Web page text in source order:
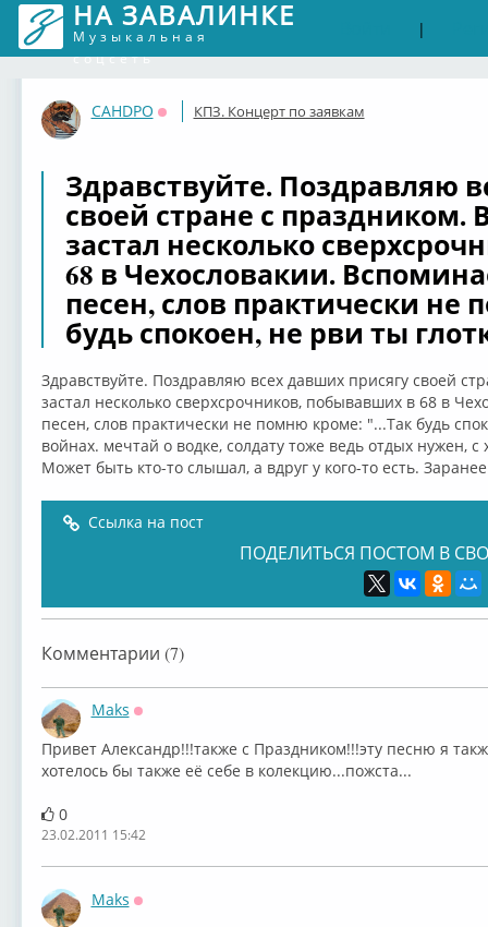
НА ЗАВАЛИНКЕ
Музыкальная
соцсеть
|
CAHDPO
Оффлайн
КПЗ. Концерт по заявкам
Здравствуйте. Поздравляю
своей стране с
застал несколько
68 в Чехословакии.
песен, слов практически не
будь спокоен, не рви ты
Здравствуйте. Поздравляю всех давших присягу своей
застал несколько сверхсрочников, побывавших в 68 в
песен, слов практически не помню кроме: "...Так будь
войнах. мечтай о водке, солдату тоже ведь отдых нужен,
Может быть кто-то слышал, а вдруг у кого-то есть.
Ссылка на пост
ПОДЕЛИТЬСЯ ПОСТОМ В
Комментарии (7)
Maks
Привет Александр!!!также с Праздником!!!эту песню я
хотелось бы также её себе в колекцию...пожста...
0
23.02.2011 15:42
Maks